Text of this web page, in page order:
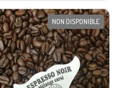
NON DISPONIBLE